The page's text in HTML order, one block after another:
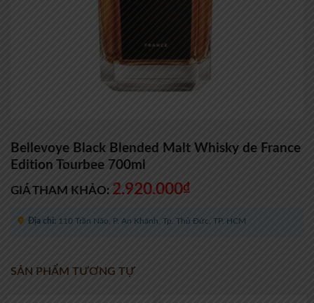
Bellevoye Black Blended Malt Whisky de France
Edition Tourbee 700ml
GIÁ THAM KHẢO: 2.920.000₫
Địa chỉ: 110 Trần Não, P. An Khánh, Tp. Thủ Đức, TP. HCM
SẢN PHẨM TƯƠNG TỰ